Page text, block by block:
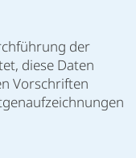
der
diese Daten
Vorschriften